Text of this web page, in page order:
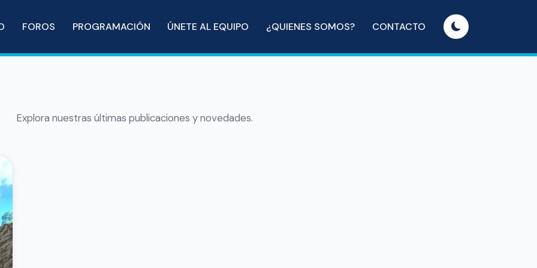
FOROS PROGRAMACIÓN ÚNETE AL EQUIPO ¿QUIENES SOMOS? CONTACTO
Explora nuestras últimas publicaciones y novedades.